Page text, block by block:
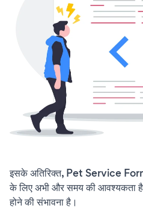
इसके अतिरिक्त, Pet Service
के लिए अभी और समय की आवश्यकता
होने की संभावना है।